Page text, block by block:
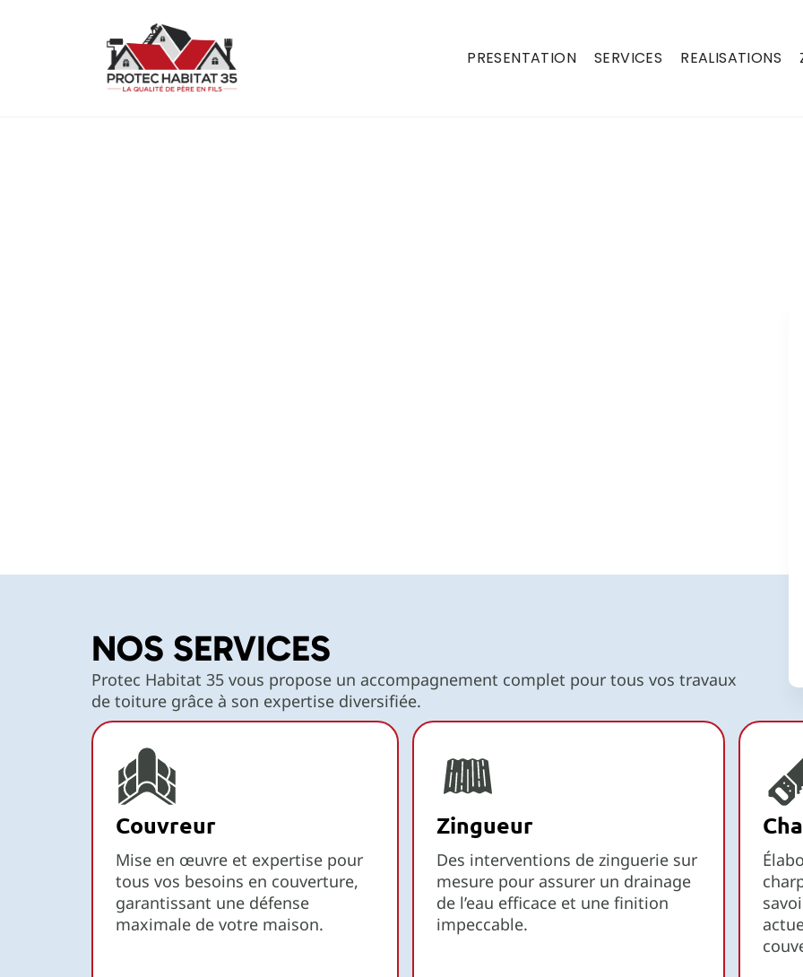
PRESENTATION SERVICES REALISATIONS
NOS SERVICES
Protec Habitat 35 vous propose un accompagnement complet pour tous vos travaux
de toiture grâce à son expertise diversifiée.
Couvreur
Mise en œuvre et expertise pour
tous vos besoins en couverture,
garantissant une défense
maximale de votre maison.
Zingueur
Des interventions de zinguerie sur
mesure pour assurer un drainage
de l’eau efficace et une finition
impeccable.